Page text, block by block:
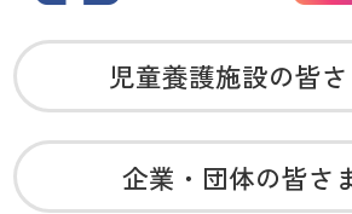
児童養護施設の皆
企業・団体の皆さ